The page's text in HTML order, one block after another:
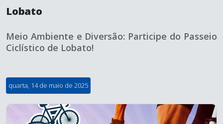
Lobato
Meio Ambiente e Diversão: Participe do Passeio
Ciclístico de Lobato!
quarta, 14 de maio de 2025